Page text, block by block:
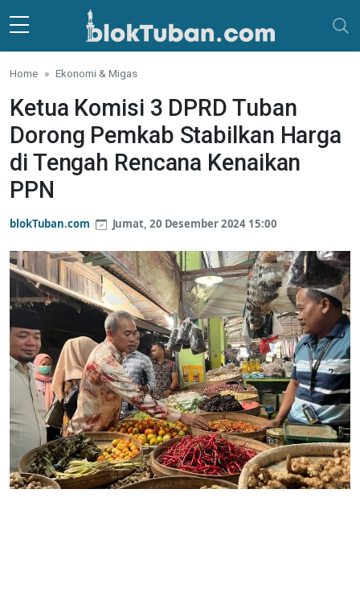
Skip to main content
Home Ekonomi & Migas
Ketua Komisi 3 DPRD Tuban
Dorong Pemkab Stabilkan Harga
di Tengah Rencana Kenaikan
PPN
blokTuban.com Jumat, 20 Desember 2024 15:00